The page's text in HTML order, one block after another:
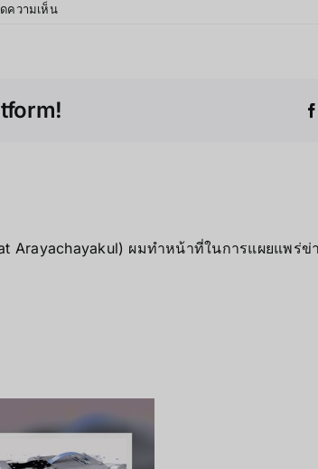
ความเห็นบน
อะไร
ผมทำหน้าที่ในการแผยแพร่ข่